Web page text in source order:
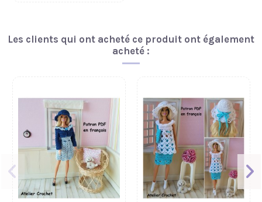
Fiche patron 297
: Eléane Barbie
Atelier-Crochet
5,50 €
Fiche patron 214
: Hériline Barbie
Curvy
5,50 €
Patron crochet
Marjolaine » –
Robe dos nu et
chapeau au
5,50 €
Les clients qui ont acheté ce produit ont également
acheté :